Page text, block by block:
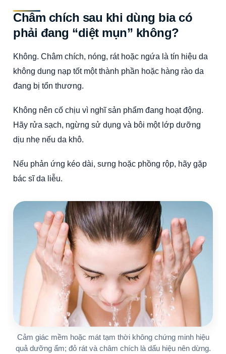
Châm chích sau khi dùng bia có
phải đang “diệt mụn” không?
Không. Châm chích, nóng, rát hoặc ngứa là tín hiệu da
không dung nạp tốt một thành phần hoặc hàng rào da
đang bị tổn thương.
Không nên cố chịu vì nghĩ sản phẩm đang hoạt động.
Hãy rửa sạch, ngừng sử dụng và bôi một lớp dưỡng
dịu nhẹ nếu da khô.
Nếu phản ứng kéo dài, sưng hoặc phồng rộp, hãy gặp
bác sĩ da liễu.
Cảm giác mềm hoặc mát tạm thời không chứng minh hiệu
quả dưỡng ẩm; đỏ rát và châm chích là dấu hiệu nên dừng.